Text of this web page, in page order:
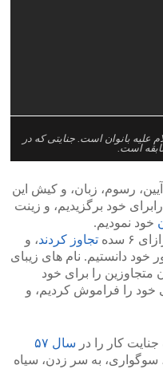
علیه بانوان است. جنایتی که در
است.
رسوم، زبان، و کیش این
خود برگزیدیم، و زینت
خود نمودیم.
سده
تجاوز کردند، و
خود دانستیم. نام های زیبای
متجاوزین را برای خود
خود را فراموش کردیم، و
جنایت کار را در
سال ۵۷
سوگواری، به سر زدن، سیاه